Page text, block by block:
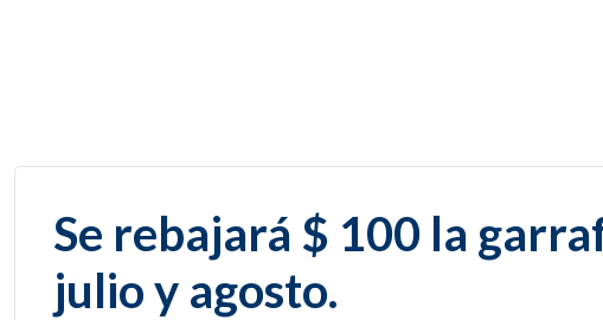
Se rebajará $ 100 la
julio y agosto.